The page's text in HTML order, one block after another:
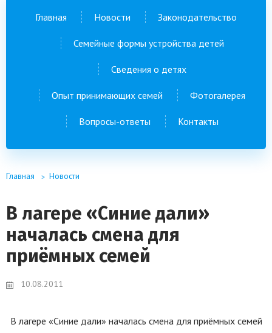
Главная Новости Законодательство
Семейные формы устройства детей
Сведения о детях
Опыт принимающих семей Фотогалерея
Вопросы-ответы Контакты
Главная Новости
В лагере «Синие дали»
началась смена для
приёмных семей
10.08.2011
В лагере «Синие дали» началась смена для приёмных семей